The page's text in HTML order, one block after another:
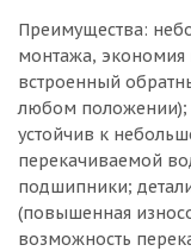
Преимущества:
монтажа, экономия
встроенный
любом положении);
устойчив к
перекачиваемой
подшипники;
(повышенная
возможность